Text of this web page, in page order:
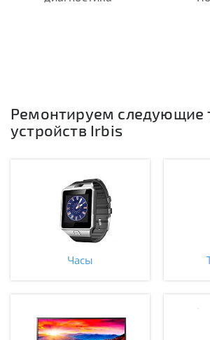
Ремонтируем следующие
устройств Irbis
Часы